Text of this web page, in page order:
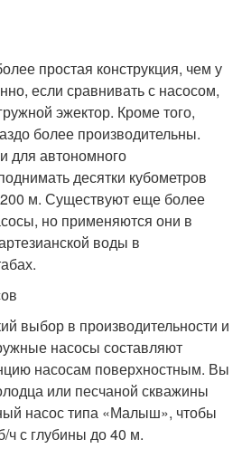
простая конструкция, чем у
если сравнивать с насосом,
эжектор. Кроме того,
более производительны.
автономного
десятки кубометров
м. Существуют еще более
но применяются они в
воды в
выбор в производительности и
насосы составляют
насосам поверхностным. Вы
или песчаной скважины
насос типа «Малыш», чтобы
ч с глубины до 40 м.